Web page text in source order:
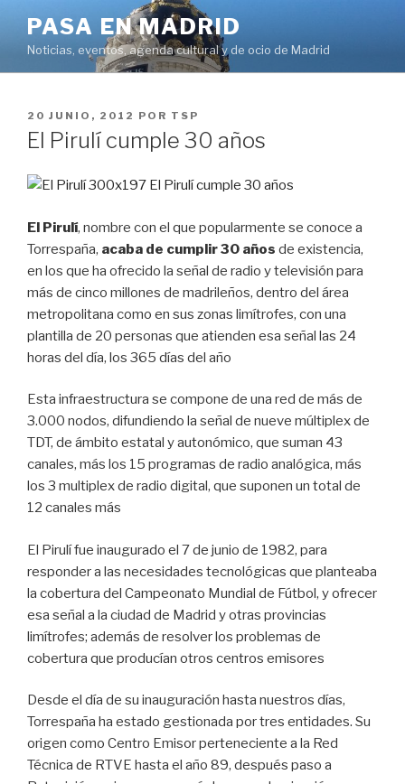
contenido
PASA EN MADRID
Noticias, eventos, agenda cultural y de ocio de Madrid
PUBLICADO
EL
20 JUNIO, 2012 POR TSP
El Pirulí cumple 30 años
El Pirulí, nombre con el que popularmente se conoce a
Torrespaña, acaba de cumplir 30 años de existencia,
en los que ha ofrecido la señal de radio y televisión para
más de cinco millones de madrileños, dentro del área
metropolitana como en sus zonas limítrofes, con una
plantilla de 20 personas que atienden esa señal las 24
horas del día, los 365 días del año
Esta infraestructura se compone de una red de más de
3.000 nodos, difundiendo la señal de nueve múltiplex de
TDT, de ámbito estatal y autonómico, que suman 43
canales, más los 15 programas de radio analógica, más
los 3 multiplex de radio digital, que suponen un total de
12 canales más
El Pirulí fue inaugurado el 7 de junio de 1982, para
responder a las necesidades tecnológicas que planteaba
la cobertura del Campeonato Mundial de Fútbol, y ofrecer
esa señal a la ciudad de Madrid y otras provincias
limítrofes; además de resolver los problemas de
cobertura que producían otros centros emisores
Desde el día de su inauguración hasta nuestros días,
Torrespaña ha estado gestionada por tres entidades. Su
origen como Centro Emisor perteneciente a la Red
Técnica de RTVE hasta el año 89, después paso a